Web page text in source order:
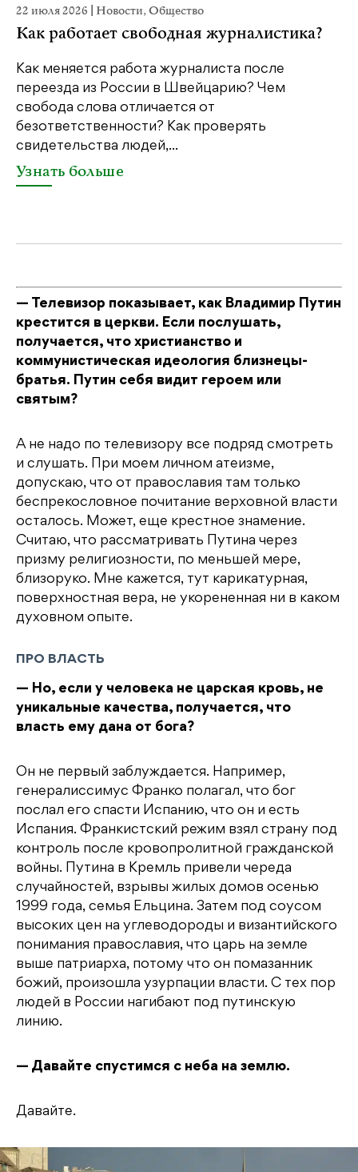
22 июля 2026 Новости,Общество
Как работает свободная журналистика?
Как меняется работа журналиста после
переезда из России в Швейцарию? Чем
свобода слова отличается от
безответственности? Как проверять
свидетельства людей,...
Узнать больше
— Телевизор показывает, как Владимир Путин
крестится в церкви. Если послушать,
получается, что христианство и
коммунистическая идеология близнецы-
братья. Путин себя видит героем или
святым?
А не надо по телевизору все подряд смотреть
и слушать. При моем личном атеизме,
допускаю, что от православия там только
беспрекословное почитание верховной власти
осталось. Может, еще крестное знамение.
Считаю, что рассматривать Путина через
призму религиозности, по меньшей мере,
близоруко. Мне кажется, тут карикатурная,
поверхностная вера, не укорененная ни в каком
духовном опыте.
ПРО ВЛАСТЬ
— Но, если у человека не царская кровь, не
уникальные качества, получается, что
власть ему дана от бога?
Он не первый заблуждается. Например,
генералиссимус Франко полагал, что бог
послал его спасти Испанию, что он и есть
Испания. Франкистский режим взял страну под
контроль после кровопролитной гражданской
войны. Путина в Кремль привели череда
случайностей, взрывы жилых домов осенью
1999 года, семья Ельцина. Затем под соусом
высоких цен на углеводороды и византийского
понимания православия, что царь на земле
выше патриарха, потому что он помазанник
божий, произошла узурпации власти. С тех пор
людей в России нагибают под путинскую
линию.
— Давайте спустимся с неба на землю.
Давайте.